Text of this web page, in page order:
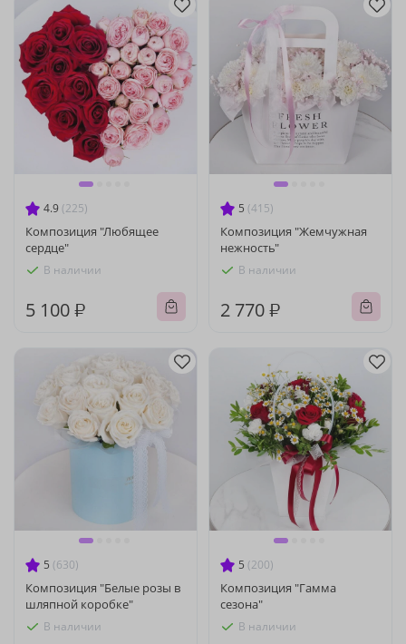
4.9 (225)
Композиция "Любящее
сердце"
В наличии
5 100 ₽
5 (415)
Композиция "Жемчужная
нежность"
В наличии
2 770 ₽
5 (630)
Композиция "Белые розы в
шляпной коробке"
В наличии
5 (200)
Композиция "Гамма
сезона"
В наличии